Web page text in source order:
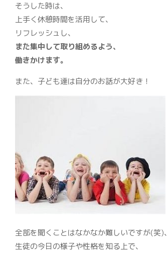
そうした時は、
上手く休憩時間を活用して、
リフレッシュし、
また集中して取り組めるよう、
働きかけます。
また、子ども達は自分のお話が大好き！
全部を聞くことはなかなか難しいですが(笑)、
生徒の今日の様子や性格を知る上で、